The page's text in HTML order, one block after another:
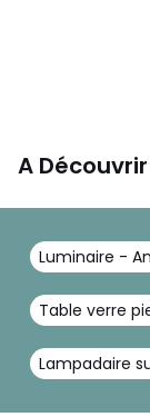
A Découvrir
Luminaire -
Table verre
Lampadaire